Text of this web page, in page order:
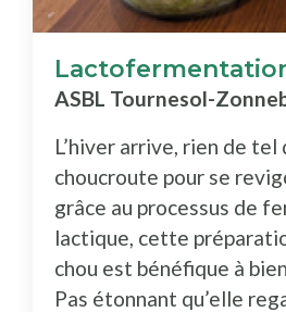
ASBL Tournesol-
L’hiver arrive, rien de tel
choucroute pour se
grâce au processus de
lactique, cette
chou est bénéfique à
Pas étonnant qu’elle